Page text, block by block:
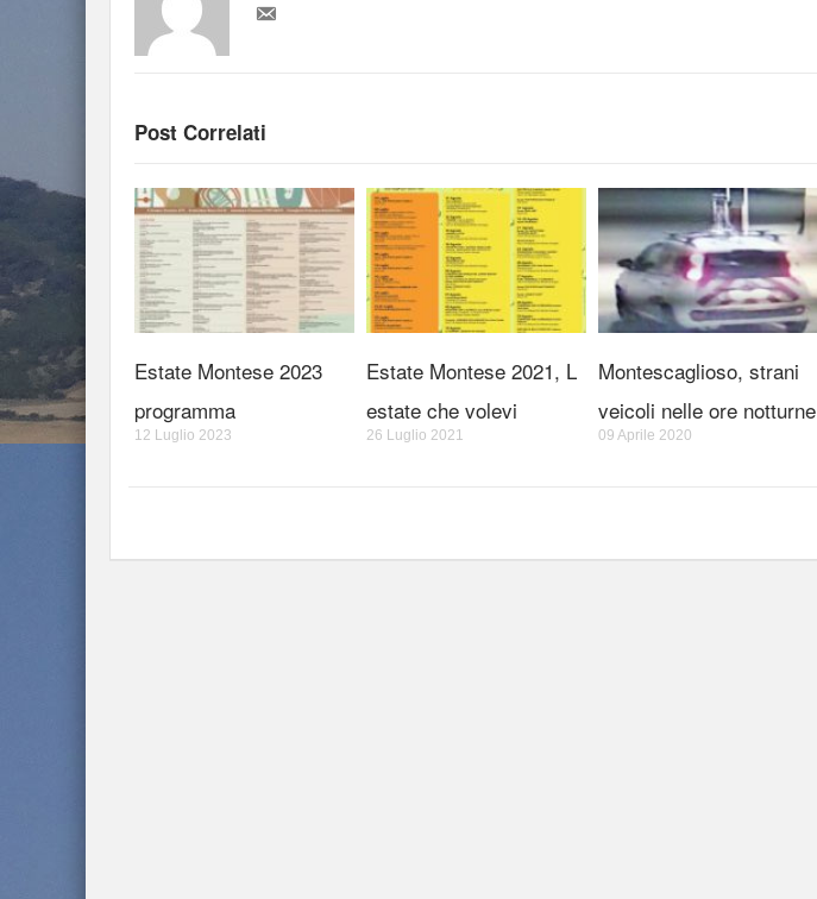
Post Correlati
Estate Montese 2023
programma
12 Luglio 2023
Estate Montese 2021, L
estate che volevi
26 Luglio 2021
Montescaglioso, strani
veicoli nelle ore notturne
09 Aprile 2020